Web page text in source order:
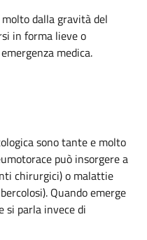
dalla gravità del
in forma lieve o
medica.
sono tante e molto
può insorgere a
chirurgici) o malattie
Quando emerge
si parla invece di